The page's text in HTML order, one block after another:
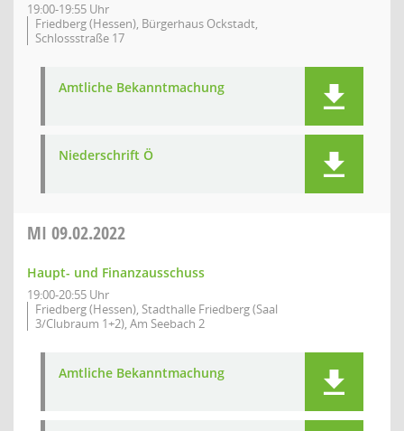
19:00-19:55 Uhr
Friedberg (Hessen), Bürgerhaus Ockstadt,
Schlossstraße 17
Amtliche Bekanntmachung
Niederschrift Ö
MI 09.02.2022
Haupt- und Finanzausschuss
19:00-20:55 Uhr
Friedberg (Hessen), Stadthalle Friedberg (Saal
3/Clubraum 1+2), Am Seebach 2
Amtliche Bekanntmachung